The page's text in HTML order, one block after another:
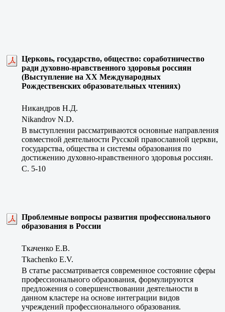
Церковь, государство, общество: соработничество
ради духовно-нравственного здоровья россиян
(Выступление на ХХ Международных
Рождественских образовательных чтениях)
Никандров Н.Д.
Nikandrov N.D.
В выступлении рассматриваются основные направления
совместной деятельности Русской православной церкви,
государства, общества и системы образования по
достижению духовно-нравственного здоровья россиян.
C. 5-10
Проблемные вопросы развития профессионального
образования в России
Ткаченко Е.В.
Tkachenko E.V.
В статье рассматривается современное состояние сферы
профессионального образования, формулируются
предложения о совершенствовании деятельности в
данном кластере на основе интеграции видов
учреждений профессионального образования.